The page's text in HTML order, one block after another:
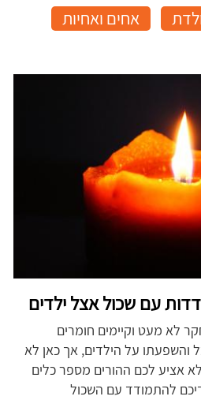
אחים ואחיות
עם שכול אצל ילדים
לא מעט וקיימים חומרים
והשפעתו על הילדים, אך כאן לא
אציע לכם ההורים מספר כלים
להתמודד עם השכול